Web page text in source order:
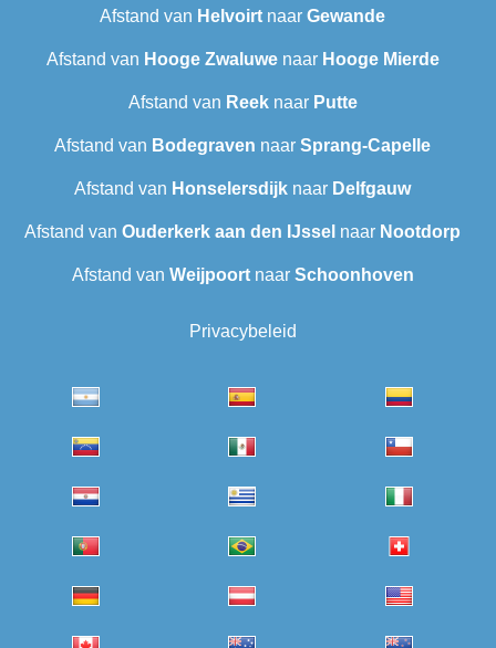
Afstand van Helvoirt naar Gewande
Afstand van Hooge Zwaluwenaar Hooge Mierde
Afstand van Reeknaar Putte
Afstand van Bodegraven naar Sprang-Capelle
Afstand van Honselersdijk naar Delfgauw
Afstand van Ouderkerk aan den IJssel naar Nootdorp
Afstand van Weijpoortnaar Schoonhoven
Privacybeleid